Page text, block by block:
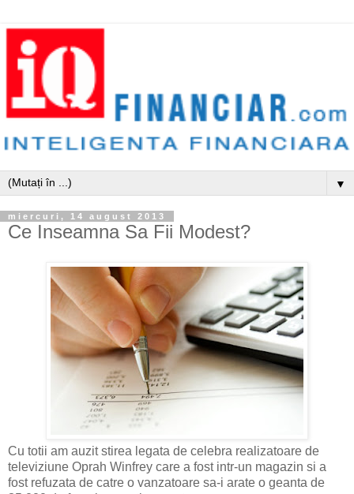
▼
miercuri, 14 august 2013
Ce Inseamna Sa Fii Modest?
Cu totii am auzit stirea legata de celebra realizatoare de
televiziune Oprah Winfrey care a fost intr-un magazin si a
fost refuzata de catre o vanzatoare sa-i arate o geanta de